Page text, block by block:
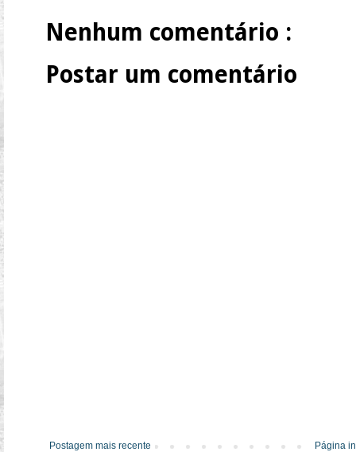
Nenhum comentário :
Postar um comentário
Postagem mais recente Página